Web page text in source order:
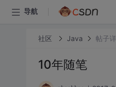
导航
社区 Java 帖子
10年随笔